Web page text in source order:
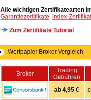
Alle wichtigen Zertifikatearten
Garantiezertifikate
Index-
Zum Zertifikate Tutorial
Wertpapier Broker Vergleich
Broker
Trading
Gebühren
ab 4,95 €